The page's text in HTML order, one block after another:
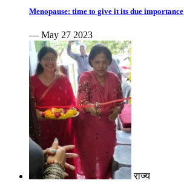
Menopause: time to give it its due importance
— May 27 2023
राज्य